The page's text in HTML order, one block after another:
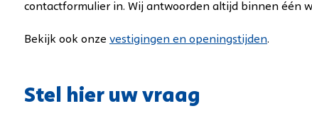
contactformulier in. Wij antwoorden altijd binnen één
Bekijk ook onze vestigingen en openingstijden.
Stel hier uw vraag